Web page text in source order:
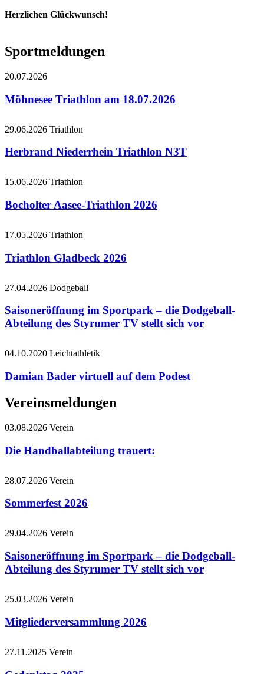
Herzlichen Glückwunsch!
Sportmeldungen
20.07.2026
Möhnesee Triathlon am 18.07.2026
29.06.2026 Triathlon
Herbrand Niederrhein Triathlon N3T
15.06.2026 Triathlon
Bocholter Aasee-Triathlon 2026
17.05.2026 Triathlon
Triathlon Gladbeck 2026
27.04.2026 Dodgeball
Saisoneröffnung im Sportpark – die Dodgeball-
Abteilung des Styrumer TV stellt sich vor
04.10.2020 Leichtathletik
Damian Bader virtuell auf dem Podest
Vereinsmeldungen
03.08.2026 Verein
Die Handballabteilung trauert:
28.07.2026 Verein
Sommerfest 2026
29.04.2026 Verein
Saisoneröffnung im Sportpark – die Dodgeball-
Abteilung des Styrumer TV stellt sich vor
25.03.2026 Verein
Mitgliederversammlung 2026
27.11.2025 Verein